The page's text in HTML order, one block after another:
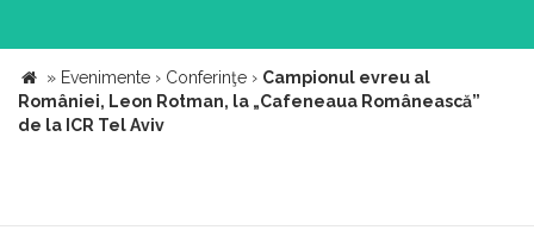
» Evenimente › Conferinţe › Campionul evreu al
României, Leon Rotman, la „Cafeneaua Românească”
de la ICR Tel Aviv